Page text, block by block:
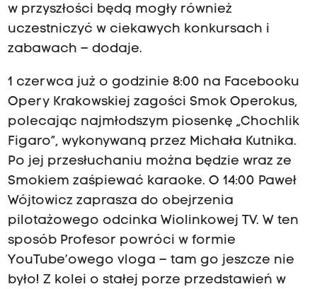
w przyszłości będą mogły również
uczestniczyć w ciekawych konkursach i
zabawach – dodaje.
1 czerwca już o godzinie 8:00 na Facebooku
Opery Krakowskiej zagości Smok Operokus,
polecając najmłodszym piosenkę „Chochlik
Figaro”, wykonywaną przez Michała Kutnika.
Po jej przesłuchaniu można będzie wraz ze
Smokiem zaśpiewać karaoke. O 14:00 Paweł
Wójtowicz zaprasza do obejrzenia
pilotażowego odcinka Wiolinkowej TV. W ten
sposób Profesor powróci w formie
YouTube’owego vloga – tam go jeszcze nie
było! Z kolei o stałej porze przedstawień w